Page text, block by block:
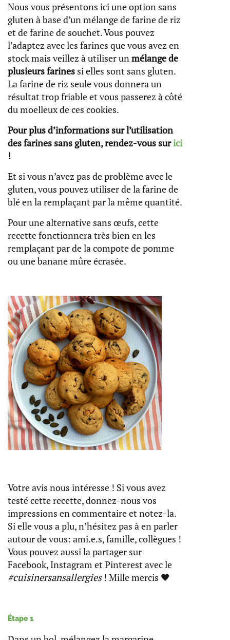
Nous vous présentons ici une option sans
gluten à base d’un mélange de farine de riz
et de farine de souchet. Vous pouvez
l’adaptez avec les farines que vous avez en
stock mais veillez à utiliser unmélange de
plusieurs farines si elles sont sans gluten.
La farine de riz seule vous donnera un
résultat trop friable et vous passerez à côté
du moelleux de ces cookies.
Pour plus d’informations sur l’utilisation
des farines sans gluten, rendez-vous surici
!
Et si vous n’avez pas de problème avec le
gluten, vous pouvez utiliser de la farine de
blé en la remplaçant par la même quantité.
Pour une alternative sans œufs, cette
recette fonctionnera très bien en les
remplaçant par de la compote de pomme
ou une banane mûre écrasée.
Votre avis nous intéresse ! Si vous avez
testé cette recette, donnez-nous vos
impressions en commentaire et notez-la.
Si elle vous a plu, n’hésitez pas à en parler
autour de vous: ami.e.s, famille, collègues !
Vous pouvez aussi la partager sur
Facebook, Instagram et Pinterest avec le
#cuisinersansallergies! Mille mercis 🖤
Étape 1